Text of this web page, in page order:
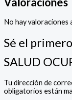
No hay valoraciones
Sé el
SALUD
Tu dirección de
obligatorios están